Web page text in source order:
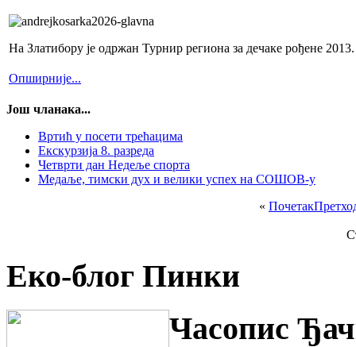
На Златибору је одржан Турнир региона за дечаке рођене
Опширније...
Још чланака...
Вртић у посети трећацима
Екскурзија 8. разреда
Четврти дан Недеље спорта
Медаље, тимски дух и велики успех на СОШОВ-у
« Почетак
Еко-блог Пинки
Часопис